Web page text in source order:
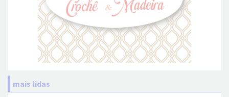
mais lidas